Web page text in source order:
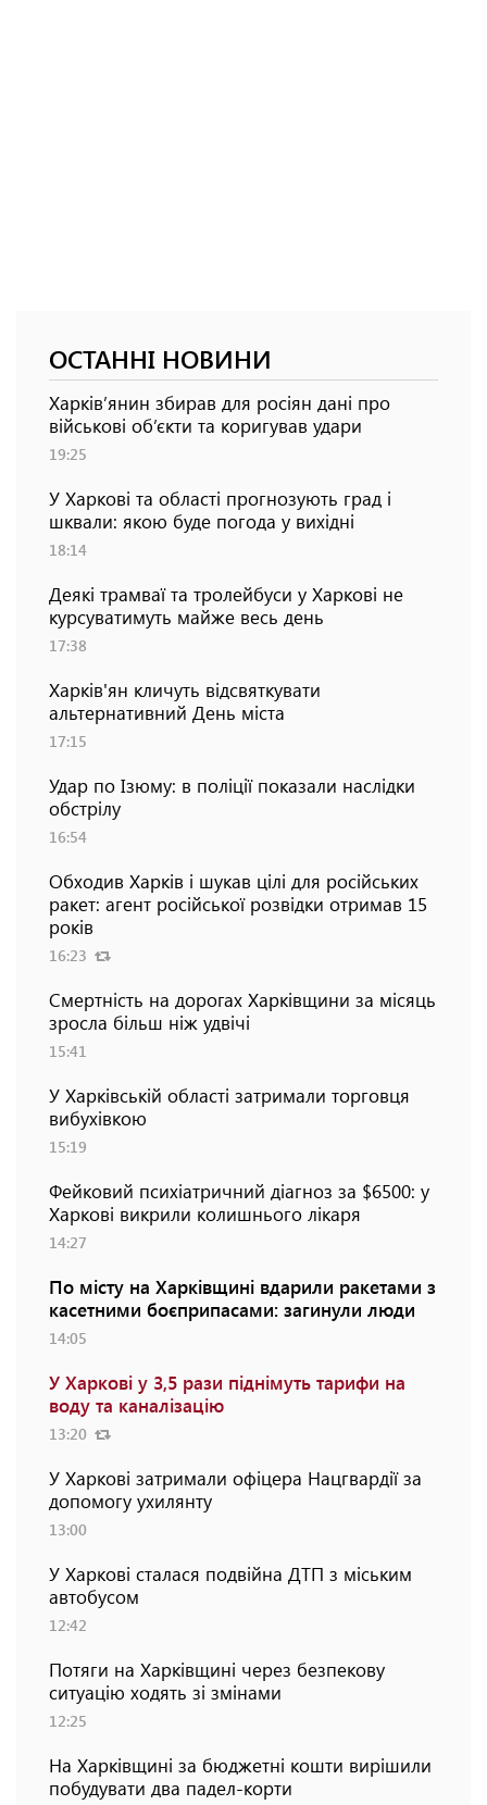
ОСТАННІ НОВИНИ
Харків’янин збирав для росіян дані про
військові об’єкти та коригував удари
19:25
У Харкові та області прогнозують град і
шквали: якою буде погода у вихідні
18:14
Деякі трамваї та тролейбуси у Харкові не
курсуватимуть майже весь день
17:38
Харків'ян кличуть відсвяткувати
альтернативний День міста
17:15
Удар по Ізюму: в поліції показали наслідки
обстрілу
16:54
Обходив Харків і шукав цілі для російських
ракет: агент російської розвідки отримав 15
років
16:23
Смертність на дорогах Харківщини за місяць
зросла більш ніж удвічі
15:41
У Харківській області затримали торговця
вибухівкою
15:19
Фейковий психіатричний діагноз за $6500: у
Харкові викрили колишнього лікаря
14:27
По місту на Харківщині вдарили ракетами з
касетними боєприпасами: загинули люди
14:05
У Харкові у 3,5 рази піднімуть тарифи на
воду та каналізацію
13:20
У Харкові затримали офіцера Нацгвардії за
допомогу ухилянту
13:00
У Харкові сталася подвійна ДТП з міським
автобусом
12:42
Потяги на Харківщині через безпекову
ситуацію ходять зі змінами
12:25
На Харківщині за бюджетні кошти вирішили
побудувати два падел-корти